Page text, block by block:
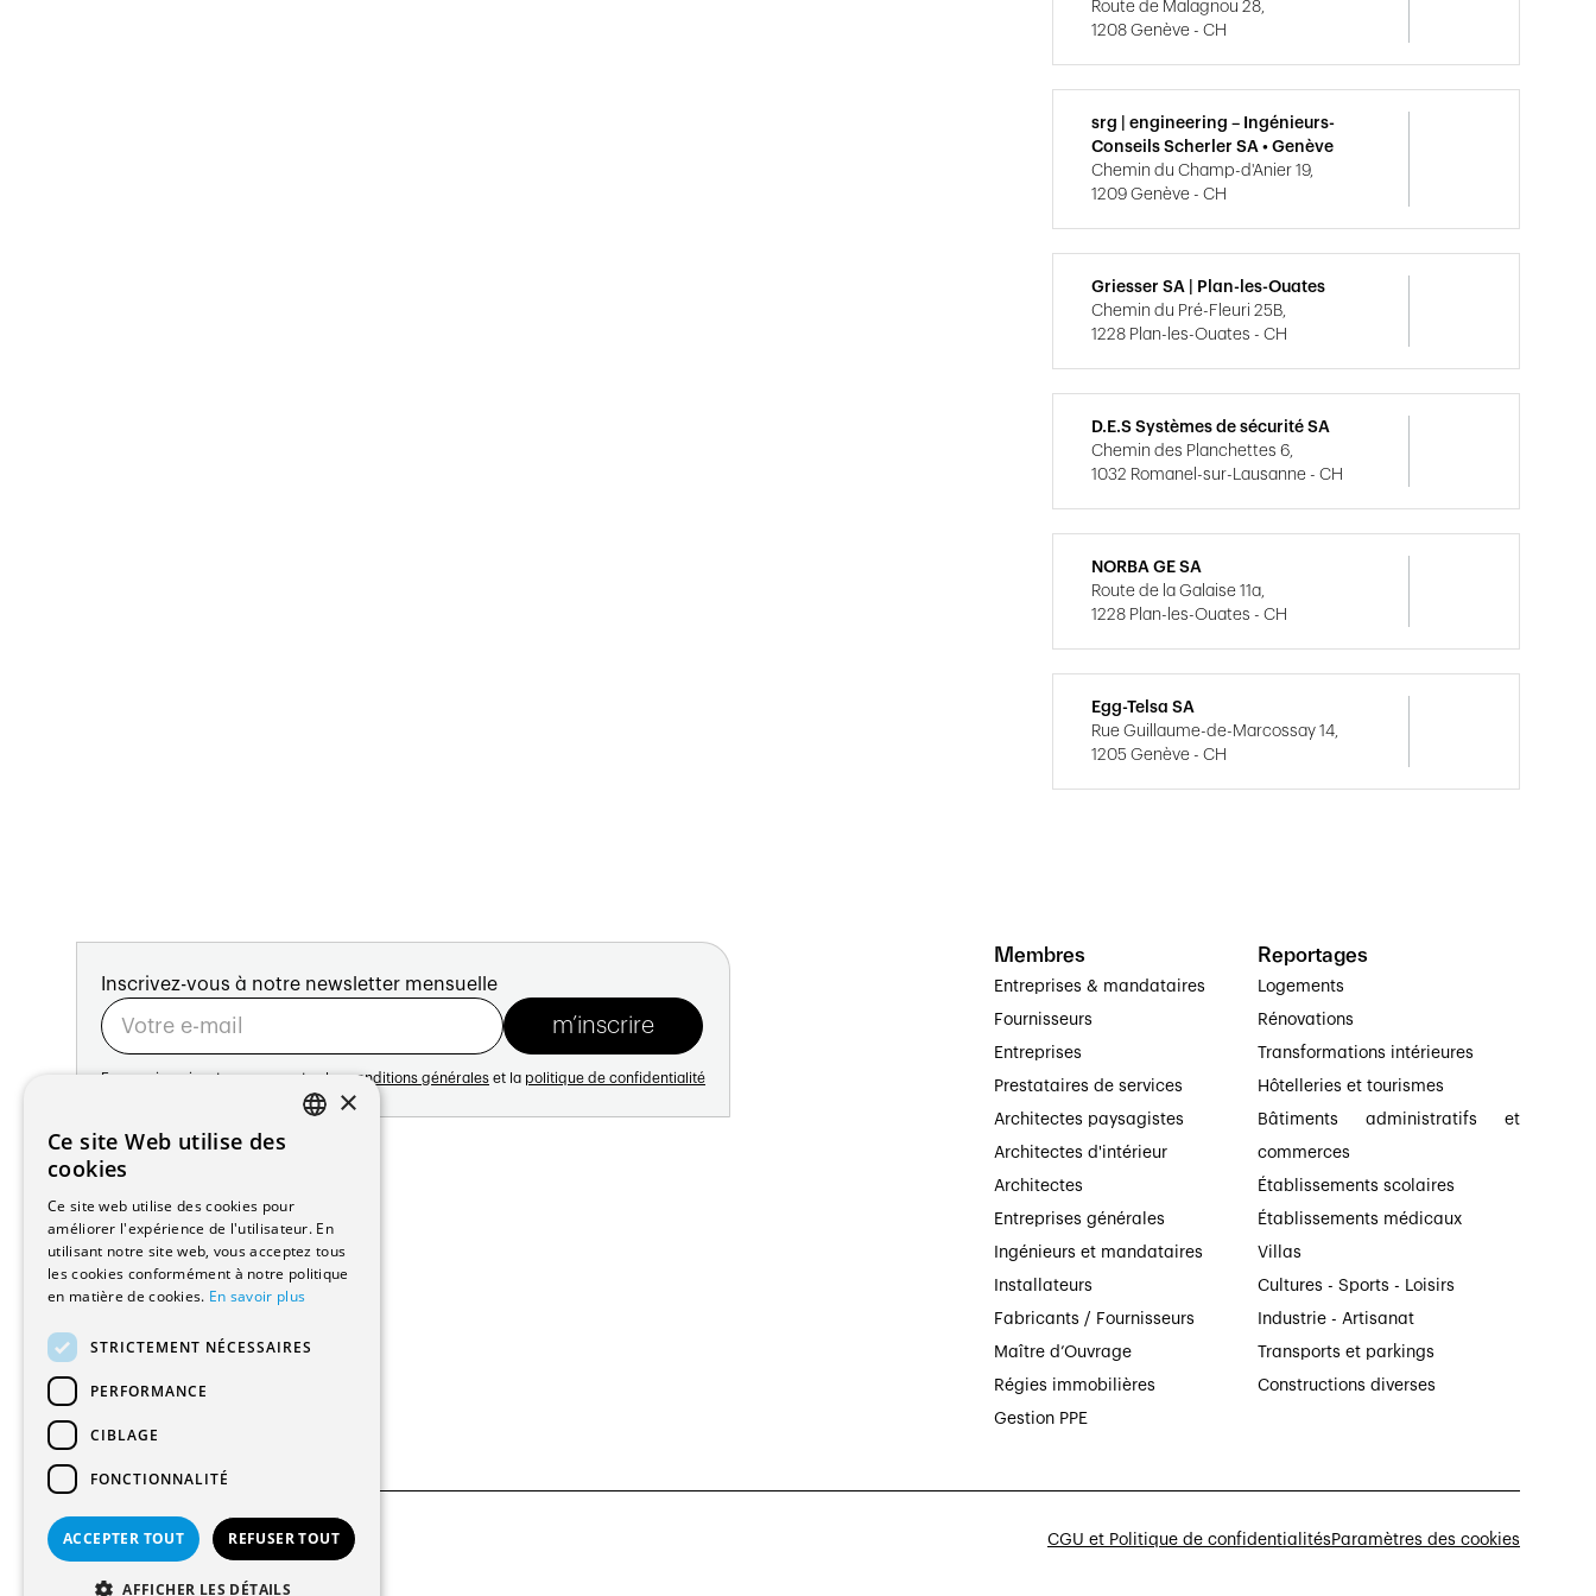
Route de Malagnou 28,
1208 Genève - CH
srg | engineering – Ingénieurs-
Conseils Scherler SA • Genève
Chemin du Champ-d'Anier 19,
1209 Genève - CH
Griesser SA | Plan-les-Ouates
Chemin du Pré-Fleuri 25B,
1228 Plan-les-Ouates - CH
D.E.S Systèmes de sécurité SA
Chemin des Planchettes 6,
1032 Romanel-sur-Lausanne - CH
NORBA GE SA
Route de la Galaise 11a,
1228 Plan-les-Ouates - CH
Egg-Telsa SA
Rue Guillaume-de-Marcossay 14,
1205 Genève - CH
Inscrivez-vous à notre newsletter mensuelle
En vous inscrivant vous acceptez les conditions générales et la politique de confidentialité
Adresse:
Avenue de Longemalle 21
1020 Renens
Suisse
Contact:
Édition: +41 21 635 16 82
Plateforme: +41 21 631 10 50
info@architectes.ch
Membres
Entreprises & mandataires
Fournisseurs
Entreprises
Prestataires de services
Architectes paysagistes
Architectes d'intérieur
Architectes
Entreprises générales
Ingénieurs et mandataires
Installateurs
Fabricants / Fournisseurs
Maître d’Ouvrage
Régies immobilières
Gestion PPE
Reportages
Logements
Rénovations
Transformations intérieures
Hôtelleries et tourismes
Bâtiments administratifs et
commerces
Établissements scolaires
Établissements médicaux
Villas
Cultures - Sports - Loisirs
Industrie - Artisanat
Transports et parkings
Constructions diverses
© 2026 Tous droits réservés CGU et Politique de confidentialités Paramètres des cookies
×
Ce site Web utilise des
cookies
Ce site web utilise des cookies pour
améliorer l'expérience de l'utilisateur. En
utilisant notre site web, vous acceptez tous
les cookies conformément à notre politique
en matière de cookies. En savoir plus
STRICTEMENT NÉCESSAIRES
PERFORMANCE
CIBLAGE
FONCTIONNALITÉ
ACCEPTER TOUT REFUSER TOUT
AFFICHER LES DÉTAILS